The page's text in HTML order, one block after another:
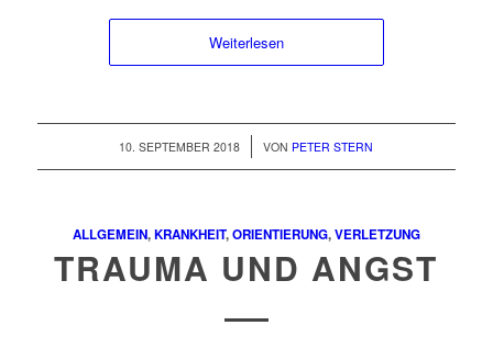
Weiterlesen
10. SEPTEMBER 2018
/ VON PETER STERN
ALLGEMEIN,KRANKHEIT,ORIENTIERUNG,VERLETZUNG
TRAUMA UND ANGST